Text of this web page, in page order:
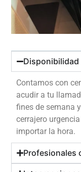
Disponibilidad
Contamos con
acudir a tu
fines de semana
cerrajero
importar la hora.
Profesionales